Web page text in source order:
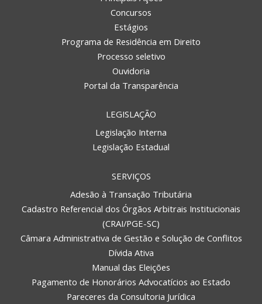
Concursos
Estágios
Programa de Residência em Direito
Processo seletivo
Ouvidoria
Portal da Transparência
LEGISLAÇÃO
Legislação Interna
Legislação Estadual
SERVIÇOS
Adesão à Transação Tributária
Cadastro Referencial dos Órgãos Arbitrais Institucionais
(CRAI/PGE-SC)
Câmara Administrativa de Gestão e Solução de Conflitos
Dívida Ativa
Manual das Eleições
Pagamento de Honorários Advocatícios ao Estado
Pareceres da Consultoria Jurídica